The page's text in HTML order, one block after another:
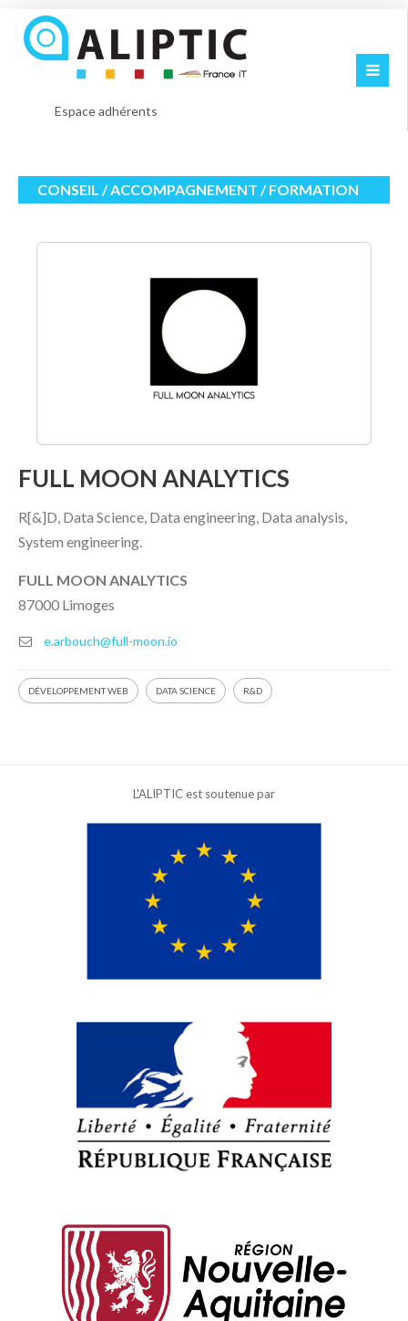
Espace adhérents
CONSEIL / ACCOMPAGNEMENT / FORMATION
FULL MOON ANALYTICS
R[&]D, Data Science, Data engineering, Data analysis,
System engineering.
FULL MOON ANALYTICS
87000 Limoges
e.arbouch@full-moon.io
DÉVELOPPEMENT WEB DATA SCIENCE R&D
L'ALIPTIC est soutenue par